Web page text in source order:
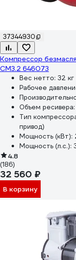
37344930
Компрессор
CM3.2 646073
Вес нетто: 32 кг
Рабочее
Объем ресивера:
Тип
привод)
Мощность (кВт):
Мощность (л.с.):
4.8
(186)
32 560 ₽
В корзину